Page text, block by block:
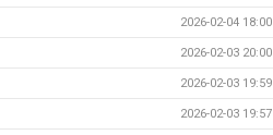
2026-02-04 18:00
2026-02-03 20:00
2026-02-03 19:59
2026-02-03 19:57